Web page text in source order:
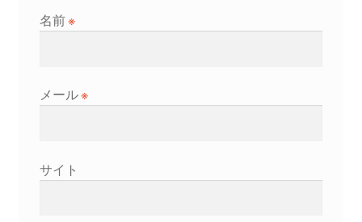
名前※
メール※
サイト